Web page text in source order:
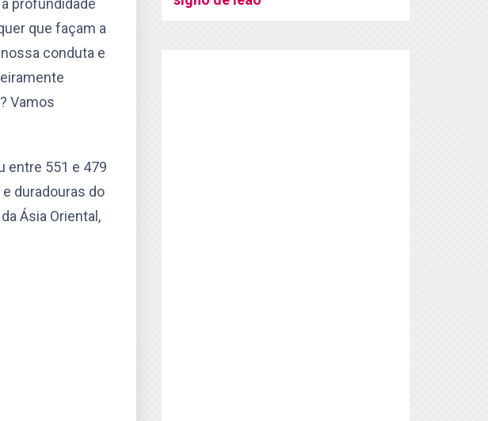
profundidade
que façam a
conduta e
Vamos
entre 551 e 479
duradouras do
Ásia Oriental,